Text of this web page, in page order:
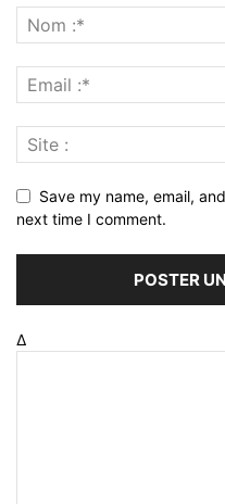
Save my name, email,
next time I comment.
Δ